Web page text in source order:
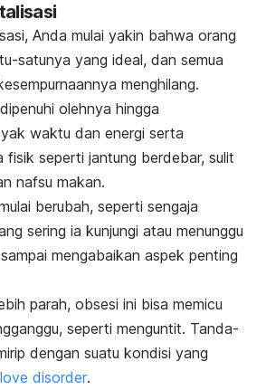
Anda mulai yakin bahwa orang
satunya yang ideal, dan semua
menghilang.
olehnya hingga
waktu dan energi serta
fisik seperti jantung berdebar, sulit
nafsu makan.
berubah, seperti sengaja
sering ia kunjungi atau menunggu
mengabaikan aspek penting
parah, obsesi ini bisa memicu
seperti menguntit. Tanda-
dengan suatu kondisi yang
disorder.